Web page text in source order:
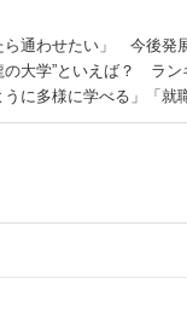
ら通わせたい」 今後発
の大学”といえば？ ラン
うに多様に学べる」「就
サーチ